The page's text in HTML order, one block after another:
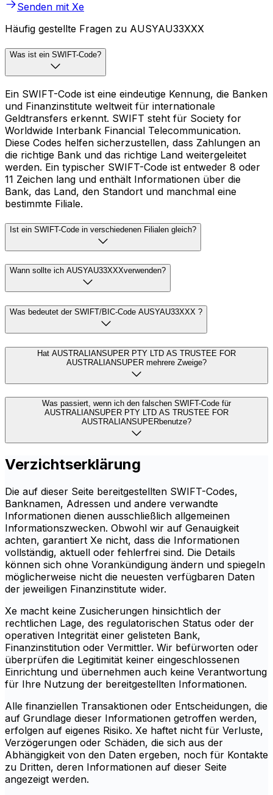
Senden mit Xe
Häufig gestellte Fragen zu AUSYAU33XXX
Was ist ein SWIFT-Code?
Ein SWIFT-Code ist eine eindeutige Kennung, die Banken
und Finanzinstitute weltweit für internationale
Geldtransfers erkennt. SWIFT steht für Society for
Worldwide Interbank Financial Telecommunication.
Diese Codes helfen sicherzustellen, dass Zahlungen an
die richtige Bank und das richtige Land weitergeleitet
werden. Ein typischer SWIFT-Code ist entweder 8 oder
11 Zeichen lang und enthält Informationen über die
Bank, das Land, den Standort und manchmal eine
bestimmte Filiale.
Ist ein SWIFT-Code in verschiedenen Filialen gleich?
Wann sollte ich AUSYAU33XXXverwenden?
Was bedeutet der SWIFT/BIC-Code AUSYAU33XXX ?
Hat AUSTRALIANSUPER PTY LTD AS TRUSTEE FOR
AUSTRALIANSUPER mehrere Zweige?
Was passiert, wenn ich den falschen SWIFT-Code für
AUSTRALIANSUPER PTY LTD AS TRUSTEE FOR
AUSTRALIANSUPERbenutze?
Verzichtserklärung
Die auf dieser Seite bereitgestellten SWIFT-Codes,
Banknamen, Adressen und andere verwandte
Informationen dienen ausschließlich allgemeinen
Informationszwecken. Obwohl wir auf Genauigkeit
achten, garantiert Xe nicht, dass die Informationen
vollständig, aktuell oder fehlerfrei sind. Die Details
können sich ohne Vorankündigung ändern und spiegeln
möglicherweise nicht die neuesten verfügbaren Daten
der jeweiligen Finanzinstitute wider.
Xe macht keine Zusicherungen hinsichtlich der
rechtlichen Lage, des regulatorischen Status oder der
operativen Integrität einer gelisteten Bank,
Finanzinstitution oder Vermittler. Wir befürworten oder
überprüfen die Legitimität keiner eingeschlossenen
Einrichtung und übernehmen auch keine Verantwortung
für Ihre Nutzung der bereitgestellten Informationen.
Alle finanziellen Transaktionen oder Entscheidungen, die
auf Grundlage dieser Informationen getroffen werden,
erfolgen auf eigenes Risiko. Xe haftet nicht für Verluste,
Verzögerungen oder Schäden, die sich aus der
Abhängigkeit von den Daten ergeben, noch für Kontakte
zu Dritten, deren Informationen auf dieser Seite
angezeigt werden.